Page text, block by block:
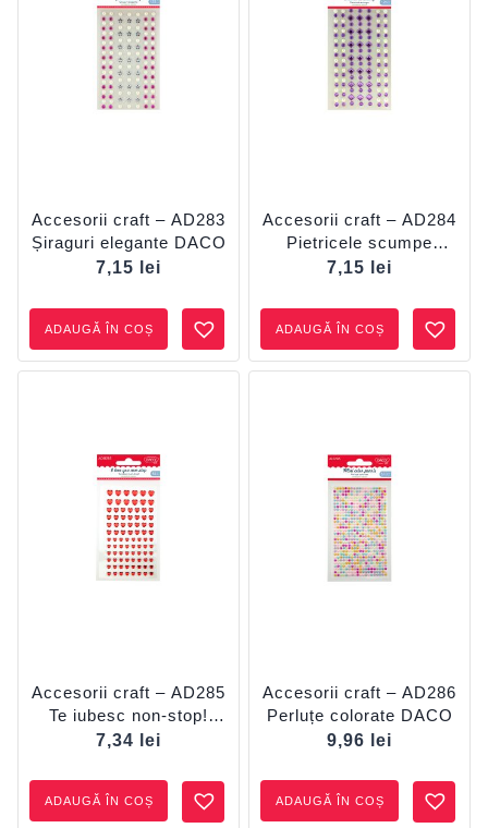
Accesorii craft – AD283
Șiraguri elegante DACO
7,15
lei
ADAUGĂ ÎN COȘ
Accesorii craft – AD284
Pietricele scumpe
DACO
7,15 lei
ADAUGĂ ÎN COȘ
Accesorii craft – AD285
Te iubesc non-stop!
DACO
7,34 lei
ADAUGĂ ÎN COȘ
Accesorii craft – AD286
Perluțe colorate DACO
9,96
lei
ADAUGĂ ÎN COȘ